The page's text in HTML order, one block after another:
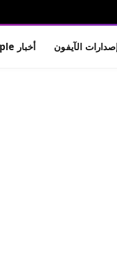
الآيفون أخبار Apple